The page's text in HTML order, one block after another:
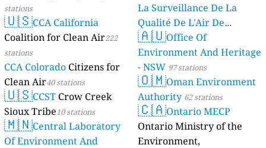
stations
🇺🇸CCA California
Coalition for Clean Air222
stations
CCA Colorado Citizens for
Clean Air40 stations
🇺🇸CCST Crow Creek
Sioux Tribe10 stations
🇲🇳Central Laboratory
Of Environment And
La Surveillance De La
Qualité De L'Air De
Mayotte 4 stations
🇦🇺Office Of
Environment And Heritage
- NSW 97 stations
🇴🇲Oman Environment
Authority 62 stations
🇨🇦Ontario MECP
Ontario Ministry of the
Environment,